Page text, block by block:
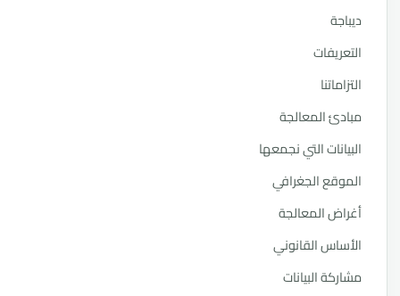
المعالجة
التي نجمعها
الجغرافي
المعالجة
القانوني
البيانات